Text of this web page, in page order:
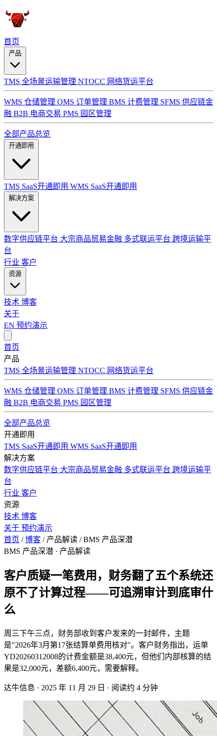
首页
TMS 全场景运输管理 NTOCC 网络货运平台
WMS 仓储管理 OMS 订单管理 BMS 计费管理 SFMS 供应链金
融 B2B 电商交易 PMS 园区管理
全部产品总览
TMS SaaS开通即用 WMS SaaS开通即用
数字供应链平台 大宗商品贸易金融 多式联运平台 跨境运输平
台
行业 客户
技术 博客
关于
EN 预约演示
首页
产品
TMS 全场景运输管理 NTOCC 网络货运平台
WMS 仓储管理 OMS 订单管理 BMS 计费管理 SFMS 供应链金
融 B2B 电商交易 PMS 园区管理
全部产品总览
开通即用
TMS SaaS开通即用 WMS SaaS开通即用
解决方案
数字供应链平台 大宗商品贸易金融 多式联运平台 跨境运输平
台
行业 客户
资源
技术 博客
关于 预约演示
首页 / 博客 / 产品解读 / BMS 产品深潜
BMS 产品深潜 · 产品解读
客户质疑一笔费用，财务翻了五个系统还
原不了计算过程——可追溯审计到底审什
么
周三下午三点，财务部收到客户发来的一封邮件，主题
是"2026年3月第17张结算单费用核对"。客户财务指出，运单
YD20260312008的计费金额是38,400元，但他们内部核算的结
果是32,000元，差额6,400元，需要解释。
达牛信息 · 2025 年 11 月 29 日 · 阅读约 4 分钟